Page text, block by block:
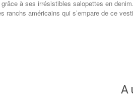
à ses irrésistibles salopettes en
ranchs américains qui s’empare de ce